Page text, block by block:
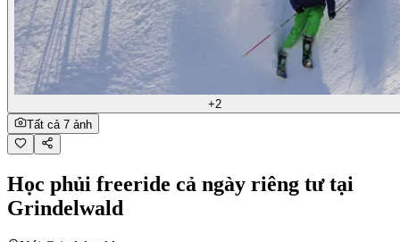
+2
Tất cả 7 ảnh
Học phủi freeride cả ngày riêng tư tại
Grindelwald